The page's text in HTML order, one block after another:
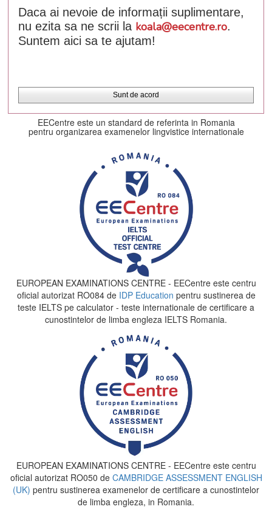
Daca ai nevoie de informații suplimentare,
nu ezita sa ne scrii la koala@eecentre.ro.
Suntem aici sa te ajutam!
Sunt de acord
EECentre este un standard de referinta in Romania
pentru organizarea examenelor lingvistice internationale
EUROPEAN EXAMINATIONS CENTRE - EECentre este centru
oficial autorizat RO084 de IDP Education pentru sustinerea de
teste IELTS pe calculator - teste internationale de certificare a
cunostintelor de limba engleza IELTS Romania.
EUROPEAN EXAMINATIONS CENTRE - EECentre este centru
oficial autorizat RO050 de CAMBRIDGE ASSESSMENT ENGLISH
(UK) pentru sustinerea examenelor de certificare a cunostintelor
de limba engleza, in Romania.